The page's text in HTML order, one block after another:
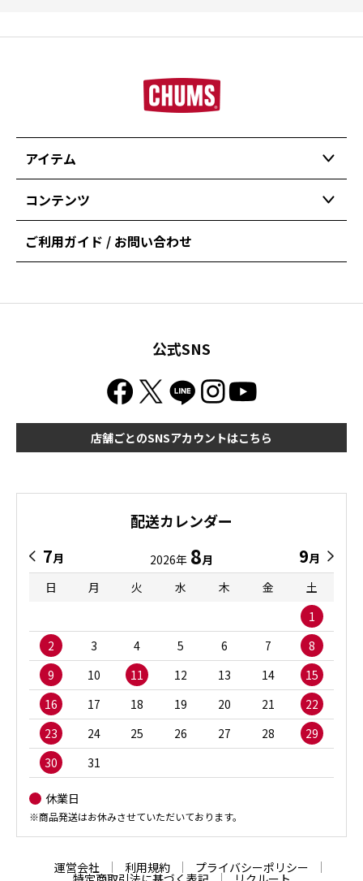
アイテム
コンテンツ
ご利用ガイド / お問い合わせ
公式SNS
店舗ごとのSNSアカウントはこちら
配送カレンダー
7月 2026年 8月 9月
日
月 火 水 木 金
土
1
2
3 4 5 6 7
8
9
10 11 12 13 14
15
16
17 18 19 20 21
22
23
24 25 26 27 28
29
30
31
休業日
※商品発送はお休みさせていただいております。
運営会社 利用規約 プライバシーポリシー